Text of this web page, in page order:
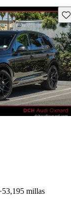
53,195 millas